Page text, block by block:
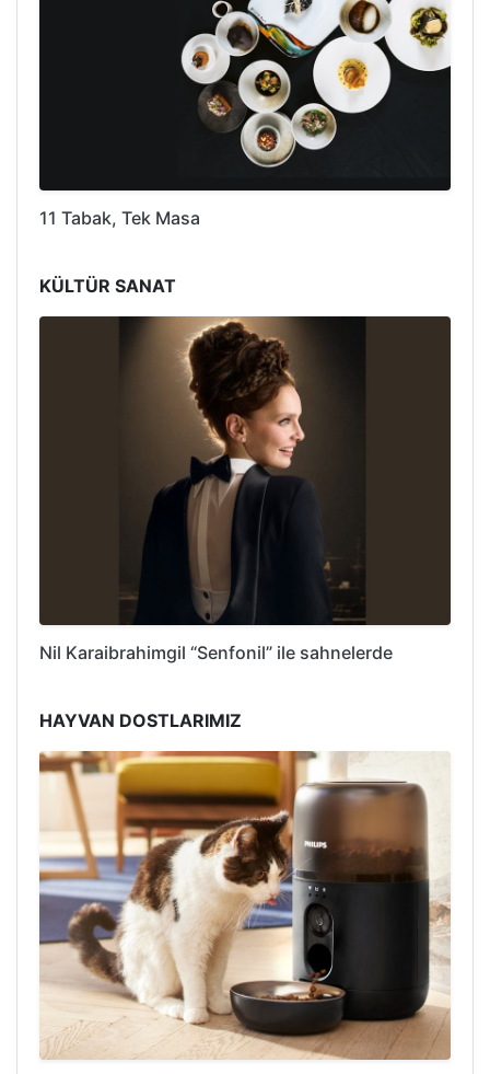
11 Tabak, Tek Masa
KÜLTÜR SANAT
Nil Karaibrahimgil “Senfonil” ile sahnelerde
HAYVAN DOSTLARIMIZ